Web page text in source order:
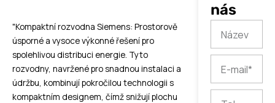
"Kompaktní rozvodna Siemens: Prostorově
úsporné a vysoce výkonné řešení pro
spolehlivou distribuci energie. Tyto
rozvodny, navržené pro snadnou instalaci a
údržbu, kombinují pokročilou technologii s
kompaktním designem, čímž snižují plochu
nás
mail